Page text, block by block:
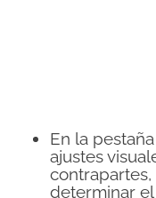
En la
ajustes
determinar